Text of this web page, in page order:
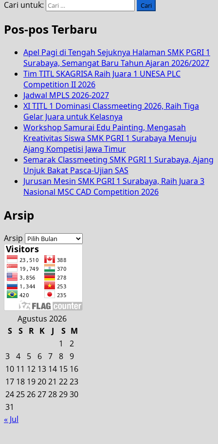
Cari untuk:
Pos-pos Terbaru
Apel Pagi di Tengah Sejuknya Halaman SMK PGRI 1
Surabaya, Semangat Baru Tahun Ajaran 2026/2027
Tim TITL SKAGRISA Raih Juara 1 UNESA PLC
Competition II 2026
Jadwal MPLS 2026-2027
XI TITL 1 Dominasi Classmeeting 2026, Raih Tiga
Gelar Juara untuk Kelasnya
Workshop Samurai Edu Painting, Mengasah
Kreativitas Siswa SMK PGRI 1 Surabaya Menuju
Ajang Kompetisi Jawa Timur
Semarak Classmeeting SMK PGRI 1 Surabaya, Ajang
Unjuk Bakat Pasca-Ujian SAS
Jurusan Mesin SMK PGRI 1 Surabaya, Raih Juara 3
Nasional MSC CAD Competition 2026
Arsip
Arsip
Agustus 2026
S
S R K J S M
1
2
3 4 5 6 7 8 9
10 11 12 13 14 15 16
17 18 192021 2223
24252627282930
31
« Jul